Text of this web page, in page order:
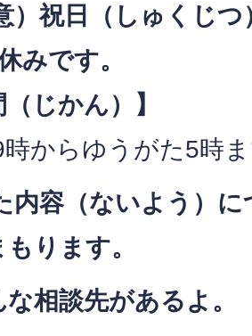
）祝日（しゅくじ
みです。
（じかん）】
からゆうがた5時
内容（ないよう）
ります。
相談先があるよ。